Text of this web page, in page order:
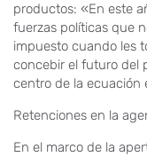
productos: «En este
fuerzas políticas que
impuesto cuando les
concebir el futuro del
centro de la ecuación
Retenciones en la
En el marco de la